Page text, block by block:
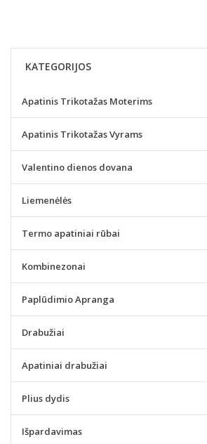
KATEGORIJOS
Apatinis Trikotažas Moterims
Apatinis Trikotažas Vyrams
Valentino dienos dovana
Liemenėlės
Termo apatiniai rūbai
Kombinezonai
Paplūdimio Apranga
Drabužiai
Apatiniai drabužiai
Plius dydis
Išpardavimas